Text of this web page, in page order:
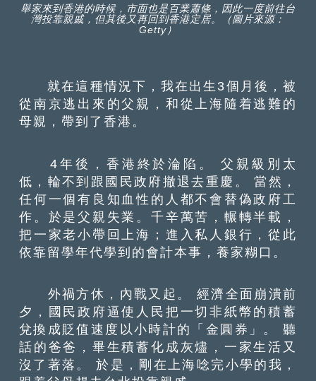
舉家來到香港的時候，市面也是百業蕭條，因此一度前往台
灣投靠親戚，但其後又再回到香港定居。（圖片來源：
Getty）
就在這種情況下，我在出生3個月後，被
從南京逃出來的父親，和從上海隨着逃難的
母親，帶到了香港。
4年後，香港終於淪陷。 父親級別太
低，輪不到跟國民政府撤退去重慶。 當然，
任何一個有良知血性的人都不會替偽政府工
作。於是父親失業。千辛萬苦，輾轉半載，
把一家老小帶回上海；進入私人銀行，從此
依靠留學年代學到的會計本事，養家糊口。
外禍方休，內戰又起。 經濟全面崩潰前
夕，國民政府逼使人民把一切非紙幣的積蓄
兌換成貶值速度以小時計的「金圓券」。 聽
話的爸爸，畢生積蓄化成灰燼，一家生活又
沒了著落。 於是，剛在上海唸完小學的我，